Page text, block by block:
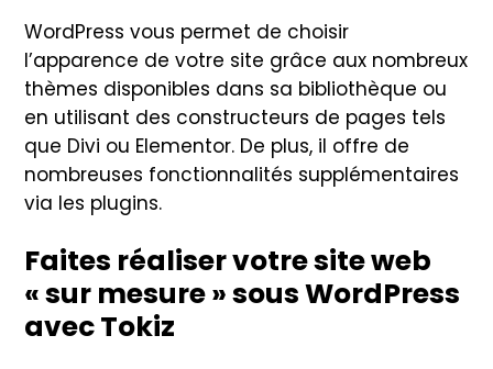
WordPress vous permet de choisir
l’apparence de votre site grâce aux nombreux
thèmes disponibles dans sa bibliothèque ou
en utilisant des constructeurs de pages tels
que Divi ou Elementor. De plus, il offre de
nombreuses fonctionnalités supplémentaires
via les plugins.
Faites réaliservotre site web
« sur mesure »sous WordPress
avec Tokiz